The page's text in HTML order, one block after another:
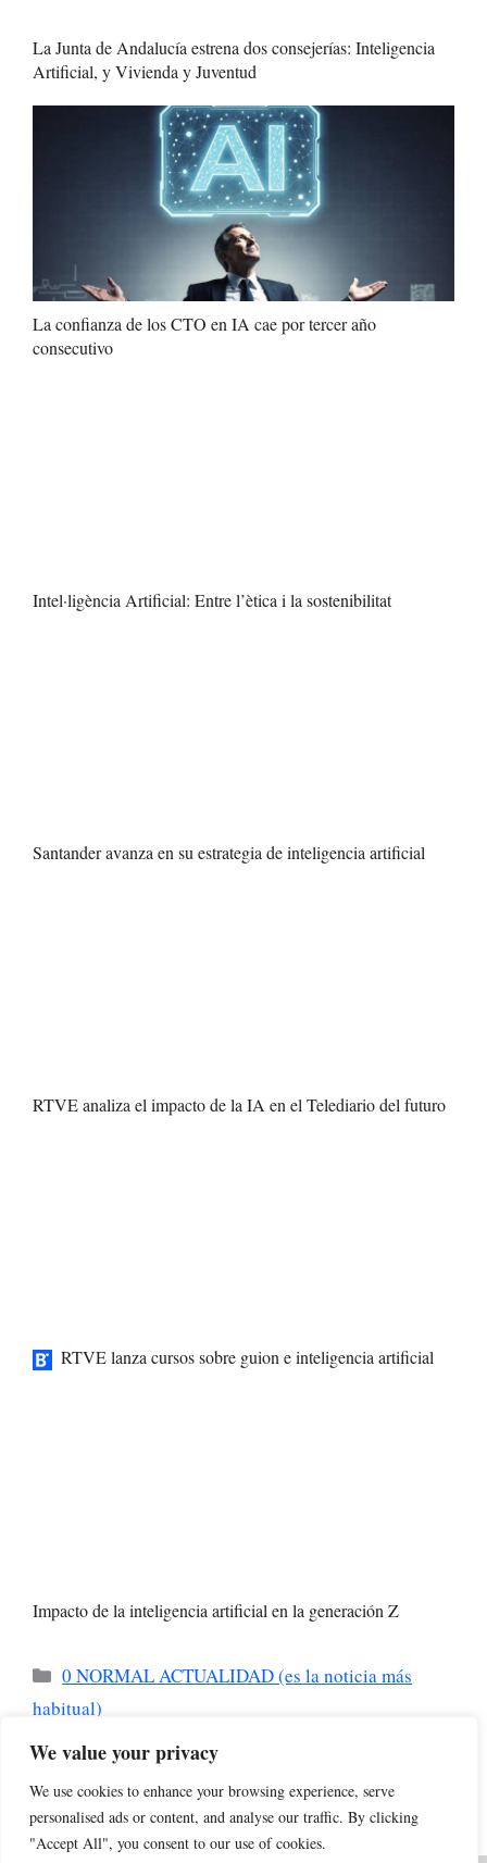
We value your privacy
We use cookies to enhance your browsing experience, serve
personalised ads or content, and analyse our traffic. By clicking
"Accept All", you consent to our use of cookies.
La Junta de Andalucía estrena dos consejerías: Inteligencia
Artificial, y Vivienda y Juventud
La confianza de los CTO en IA cae por tercer año
consecutivo
Intel·ligència Artificial: Entre l’ètica i la sostenibilitat
Santander avanza en su estrategia de inteligencia artificial
RTVE analiza el impacto de la IA en el Telediario del futuro
RTVE lanza cursos sobre guion e inteligencia artificial
Impacto de la inteligencia artificial en la generación Z
Categorías
0 NORMAL ACTUALIDAD (es la noticia más
habitual)
Josep Ramon Ferrer / Entrevista gener 2026
pensar si la IA ya lo hace?